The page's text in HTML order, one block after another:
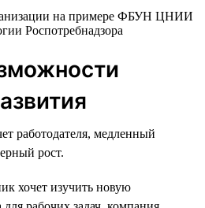
работодателя, медленный
рост.
хочет изучить новую